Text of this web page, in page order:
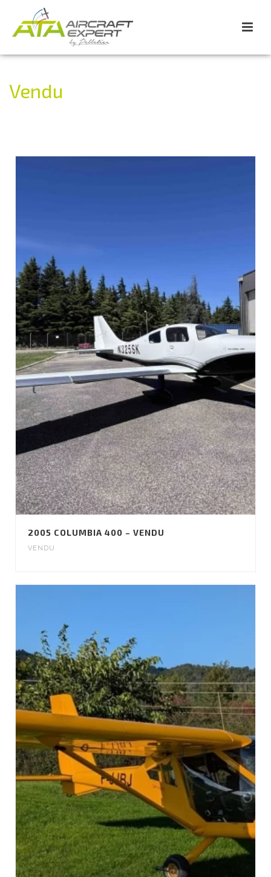
Vendu
2005 COLUMBIA 400 – VENDU
VENDU